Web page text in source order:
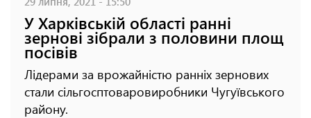
У Харківській області ранні
зернові зібрали з половини площ
посівів
Лідерами за врожайністю ранніх зернових
стали сільгосптоваровиробники Чугуївського
району.